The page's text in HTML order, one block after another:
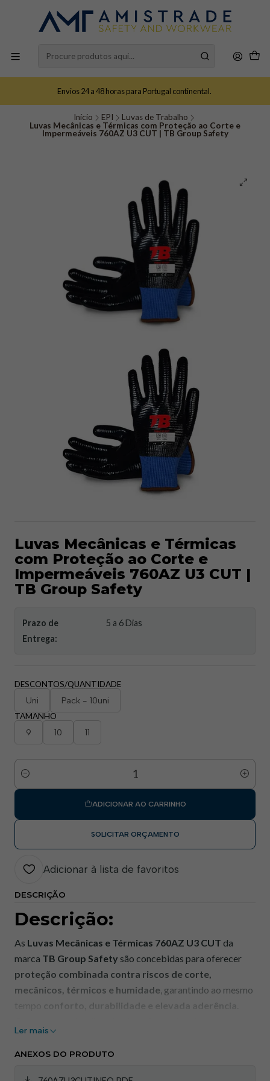
Envios 24 a 48 horas para Portugal continental.
Início EPI
Luvas de Trabalho
Luvas Mecânicas e Térmicas com Proteção ao Corte e
Impermeáveis 760AZ U3 CUT | TB Group Safety
Luvas Mecânicas e Térmicas
com Proteção ao Corte e
Impermeáveis 760AZ U3 CUT |
TB Group Safety
Prazo de
Entrega:
5 a 6 Dias
DESCONTOS/QUANTIDADE
Uni Pack - 10uni
TAMANHO
9 10 11
Quantidade
ADICIONAR AO CARRINHO
SOLICITAR ORÇAMENTO
Adicionar à lista de favoritos
DESCRIÇÃO
Descrição:
As Luvas Mecânicas e Térmicas 760AZ U3 CUT da
marca TB Group Safety são concebidas para oferecer
proteção combinada contra riscos de corte,
mecânicos, térmicos e humidade , garantindo ao mesmo
tempo
conforto, durabilidade e elevada aderência
tratamento impermeável, estas luvas são uma solução
eficaz para ambientes de trabalho exigentes onde é
Ler mais
ANEXOS DO PRODUTO